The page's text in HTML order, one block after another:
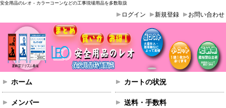
安全用品のレオ - カラーコーンなどの工事現場用品を多数取扱
お問い合わせ
新規登録
ログイン
ホーム カートの状況
メンバー 送料・手数料